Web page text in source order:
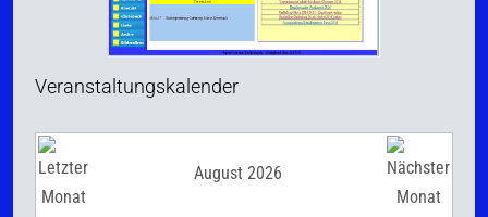
Veranstaltungskalender
August 2026